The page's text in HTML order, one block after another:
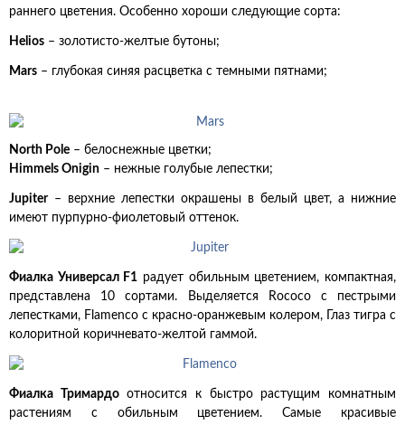
раннего цветения. Особенно хороши следующие сорта:
Helios – золотисто-желтые бутоны;
Mars – глубокая синяя расцветка с темными пятнами;
North Pole – белоснежные цветки;
Himmels Onigin – нежные голубые лепестки;
Jupiter– верхние лепестки окрашены в белый цвет, а нижние
имеют пурпурно-фиолетовый оттенок.
Фиалка Универсал F1 радует обильным цветением, компактная,
представлена 10 сортами. Выделяется Rococo с пестрыми
лепестками, Flamenco с красно-оранжевым колером, Глаз тигра с
колоритной коричневато-желтой гаммой.
Фиалка Тримардоотносится к быстро растущим комнатным
растениям с обильным цветением. Самые красивые